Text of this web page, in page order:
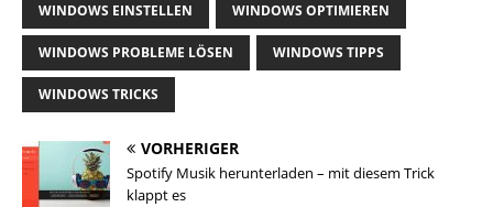
WINDOWS EINSTELLEN WINDOWS OPTIMIEREN
WINDOWS PROBLEME LÖSEN WINDOWS TIPPS
WINDOWS TRICKS
VORHERIGER
Spotify Musik herunterladen – mit diesem Trick
klappt es